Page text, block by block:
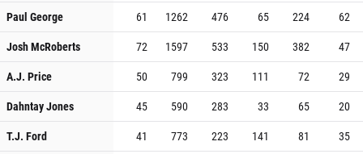
Paul George
61 1262 476 65 224
62
Josh McRoberts
72 1597 533 150 382
47
A.J. Price
50 799 323 111 72
29
Dahntay Jones
45 590 283 33 65
20
T.J. Ford
41 773 223 141 81
35